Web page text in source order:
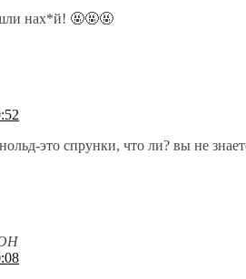
нах*й! 🤬🤬🤬
это спрунки, что ли? вы не